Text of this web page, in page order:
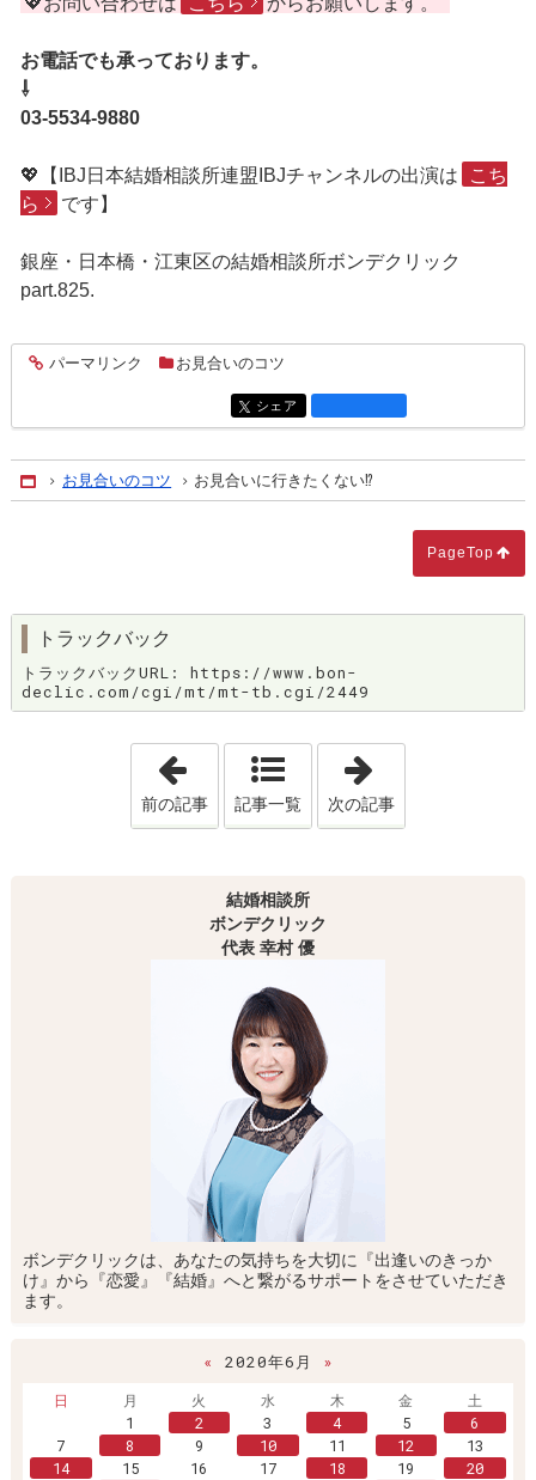
お電話でも承っております。
⇩
03-5534-9880
💖【IBJ日本結婚相談所連盟IBJチャンネルの出演は
こち
ら
です】
銀座・日本橋・江東区の結婚相談所ボンデクリック
part.825.
entry2462
パーマリンク お見合いのコツ
entry2462
シェア
Home
お見合いのコツ お見合いに行きたくない⁉
PageTop
トラックバック
トラックバックURL: https://www.bon-
declic.com/cgi/mt/mt-tb.cgi/2449
「ごくごく普通の『真面目女子!!』だか
前の記事 記事一覧 次の記事
結婚相談所
ボンデクリック
代表 幸村 優
ボンデクリックは、あなたの気持ちを大切に『出逢いのきっか
け』から『恋愛』『結婚』へと繋がるサポートをさせていただき
ます。
« 2020年6月
»
日
月 火 水 木 金
土
1
2 3 4 5
6
7
8 9 10 11 12
13
14
15 16 17 18 19
20